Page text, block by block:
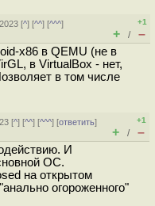
[^] [^^] [^^^]
+1
+ / –
x86 в QEMU (не в
в VirtualBox - нет,
в том числе
[^] [^^] [^^^] [ответить]
+1
+ / –
И
ОС.
на открытом
огороженного"